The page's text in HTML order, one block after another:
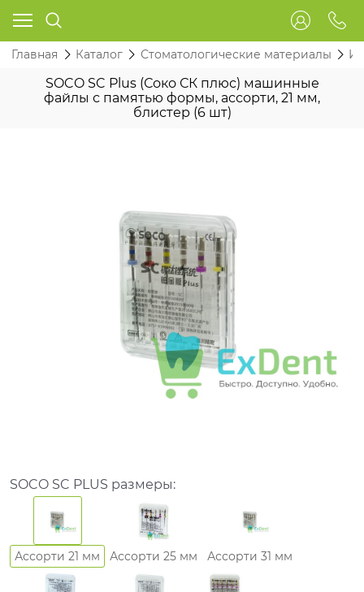
Главная Каталог Стоматологические материалы
SOCO SC Plus (Соко СК плюс) машинные
файлы с памятью формы, ассорти, 21 мм,
блистер (6 шт)
SOCO SC PLUS размеры:
Ассорти 21 мм Ассорти 25 мм Ассорти 31 мм